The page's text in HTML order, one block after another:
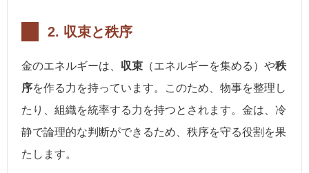
2. 収束と秩序
金のエネルギーは、 収束 （エネルギーを集める）や秩
序を作る力を持っています。このため、物事を整理し
たり、組織を統率する力を持つとされます。金は、冷
静で論理的な判断ができるため、秩序を守る役割を果
たします。